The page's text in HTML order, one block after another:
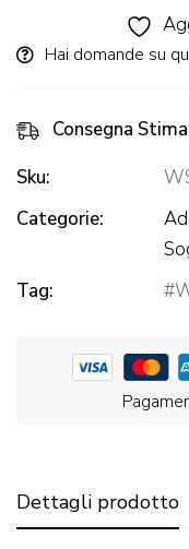
Hai domande su
Consegna
Sku:
Categorie:
Tag:
Dettagli prodotto